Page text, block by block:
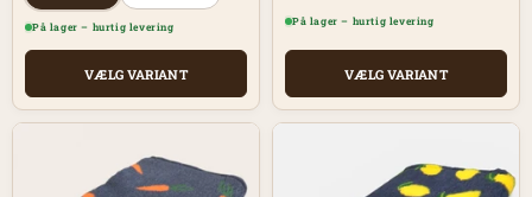
På lager – hurtig levering
VÆLG VARIANT
På lager – hurtig levering
VÆLG VARIANT